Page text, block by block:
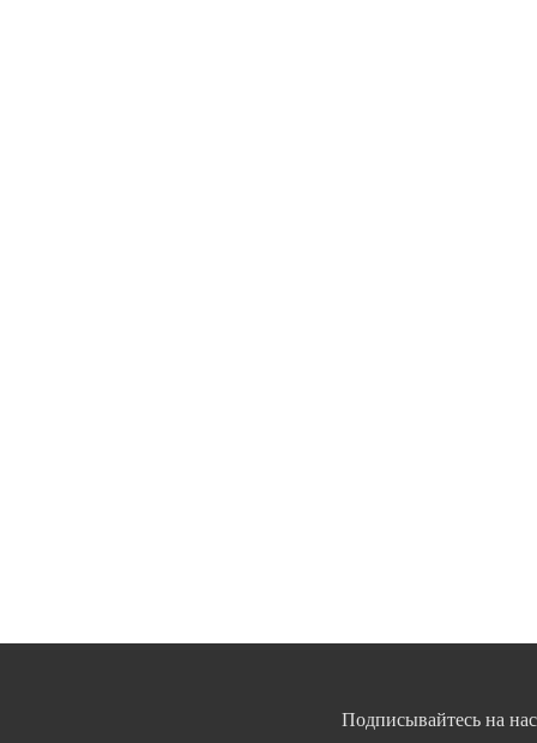
Подписывайтесь на нас